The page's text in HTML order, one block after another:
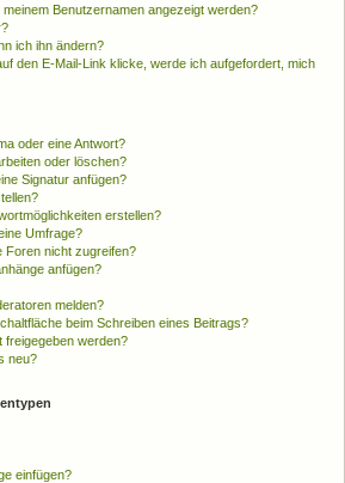
Benutzernamen angezeigt werden?
ich ihn ändern?
den E-Mail-Link klicke, werde ich aufgefordert, mich
oder eine Antwort?
oder löschen?
Signatur anfügen?
erstellen?
Umfrage?
Foren nicht zugreifen?
anfügen?
melden?
beim Schreiben eines Beitrags?
freigegeben werden?
neu?
einfügen?